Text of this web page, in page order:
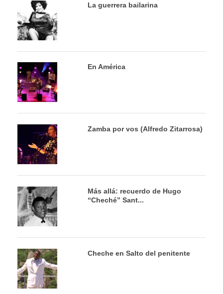
La guerrera bailarina
En América
Zamba por vos (Alfredo Zitarrosa)
Más allá: recuerdo de Hugo
“Cheché” Sant...
Cheche en Salto del penitente